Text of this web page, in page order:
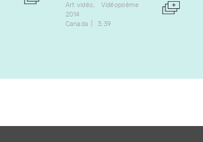
Art vidéo
Vidéopoème
2014
Canada
3:39